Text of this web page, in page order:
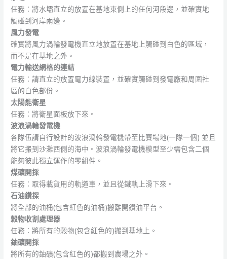
任務：將水壩直立的放置在基地東側上的任何河段邊，並確實地
觸碰到河岸兩邊。
風力發電
確實將風力渦輪發電機直立地放置在基地上觸碰到白色的區域，
而不是在基地之外。
電力輸送網格的連結
任務：請直立的放置電力線裝置，並確實觸碰到發電廠和周圍社
區的白色部份。
太陽能衛星
任務：將衛星面板放下來。
波浪渦輪發電機
各隊伍請自行設計的波浪渦輪發電機帶至比賽場地(一隊一個) 並且
將它搬到沙灘西側的海中。波浪渦輪發電機模型至少需包含二個
能夠彼此獨立運作的零組件。
煤礦開採
任務：取得載貨用的軌道車，並且從鐵軌上滑下來。
石油鑽探
將全部的油桶(包含紅色的油桶)搬離開鑽油平台。
穀物收割處理器
任務：將所有的榖物(包含紅色的)搬到基地上。
鈾礦開採
將所有的鈾礦(包含紅色的)都搬到農場之外。